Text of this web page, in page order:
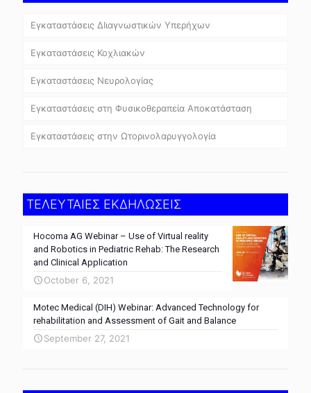
Εγκαταστάσεις ΔΙιαγνωστικών Υπερήχων
Εγκαταστάσεις Κοχλιακών
Εγκαταστάσεις Νευρολογίας
Εγκαταστάσεις στη Φυσικοθεραπεία Αποκατάσταση
Εγκαταστάσεις στην Ωτορινολαρυγγολογία
ΤΕΛΕΥΤΑΙΕΣ ΕΚΔΗΛΩΣΕΙΣ
Hocoma AG Webinar – Use of Virtual reality
and Robotics in Pediatric Rehab: The Research
and Clinical Application
October 6, 2021
Motec Medical (DIH) Webinar: Advanced Technology for
rehabilitation and Assessment of Gait and Balance
September 27, 2021